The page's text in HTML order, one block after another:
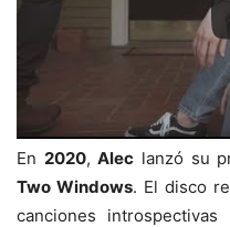
En 2020,Alec lanzó su
Two Windows. El disco
canciones introspectivas